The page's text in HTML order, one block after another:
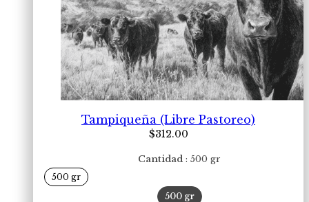
Tampiqueña (Libre Pastoreo)
$312.00
Cantidad 500 gr
500 gr
500 gr